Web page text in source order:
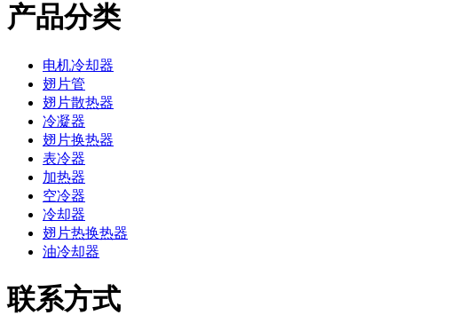
产品分类
电机冷却器
翅片管
翅片散热器
冷凝器
翅片换热器
表冷器
加热器
空冷器
冷却器
翅片热换热器
油冷却器
联系方式